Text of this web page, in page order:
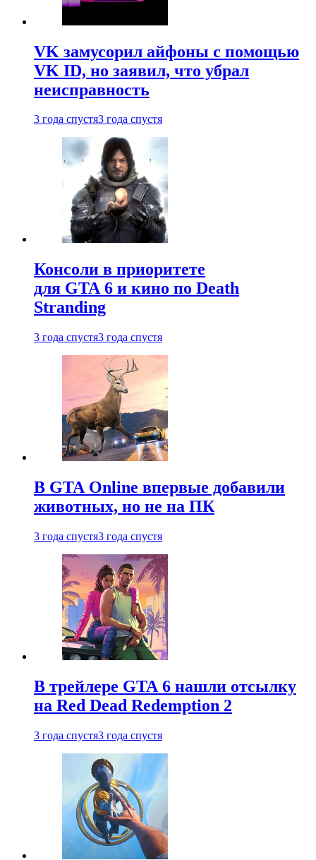
VK замусорил айфоны с помощью
VK ID, но заявил, что убрал
неисправность
3 года спустя3 года спустя
Консоли в приоритете
для GTA 6 и кино по Death
Stranding
3 года спустя3 года спустя
В GTA Online впервые добавили
животных, но не на ПК
3 года спустя3 года спустя
В трейлере GTA 6 нашли отсылку
на Red Dead Redemption 2
3 года спустя3 года спустя